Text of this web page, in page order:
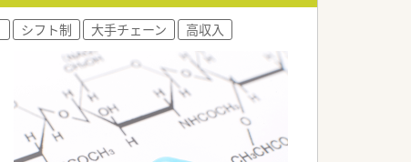
シフト制 大手チェーン 高収入